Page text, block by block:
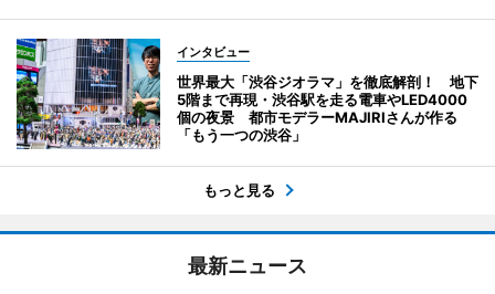
インタビュー
世界最大「渋谷ジオラマ」を徹底解剖！ 地下
5階まで再現・渋谷駅を走る電車やLED4000
個の夜景 都市モデラーMAJIRIさんが作る
「もう一つの渋谷」
もっと見る
最新ニュース